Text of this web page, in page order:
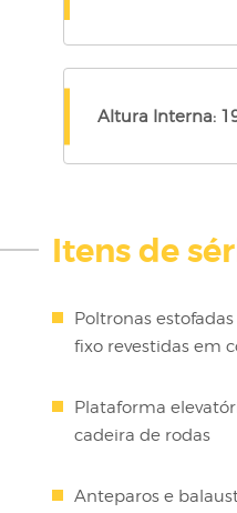
Altura Interna:
Itens de
Poltronas
fixo revestidas em
Plataforma
cadeira de rodas
Anteparos e